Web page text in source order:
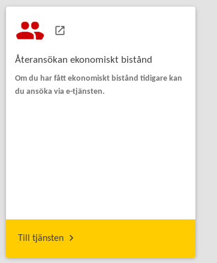
Återansökan ekonomiskt bistånd
Om du har fått ekonomiskt bistånd tidigare kan
du ansöka via e-tjänsten.
Till tjänsten